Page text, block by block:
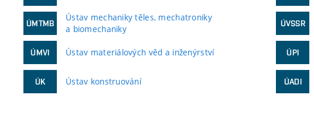
ÚMTMB
Ústav mechaniky těles, mechatroniky
a biomechaniky
ÚMVI Ústav materiálových věd a inženýrství
ÚK Ústav konstruování
ÚVSSR
ÚPI
ÚADI